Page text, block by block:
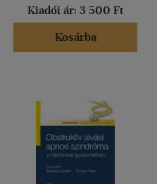
Kiadói ár: 3 500 Ft
Kosárba